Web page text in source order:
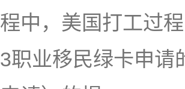
程中，美国打工过
3职业移民绿卡申请